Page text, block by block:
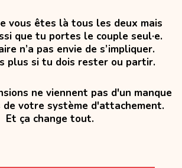
vous êtes là tous les deux mais
que tu portes le couple seul·e.
n’a pas envie de s’impliquer.
plus si tu dois rester ou partir.
ne viennent pas d'un manque
de votre système d'attachement.
Et ça change tout.